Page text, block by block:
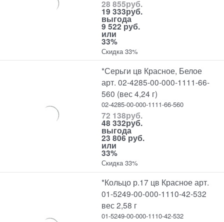
28 855руб.
19 333руб.
выгода
9 522 руб.
или
33%
Скидка 33%
*Серьги цв Красное, Белое
арт. 02-4285-00-000-1111-66-
560 (вес 4,24 г)
02-4285-00-000-1111-66-560
72 138руб.
48 332руб.
выгода
23 806 руб.
или
33%
Скидка 33%
*Кольцо р.17 цв Красное арт.
01-5249-00-000-1110-42-532
вес 2,58 г
01-5249-00-000-1110-42-532